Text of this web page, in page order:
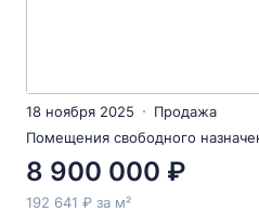
18 ноября 2025
Продажа
Помещения свободного
8 900 000 ₽
192 641 ₽ за м²